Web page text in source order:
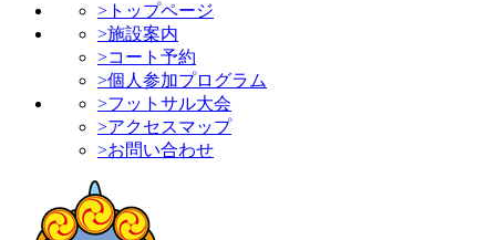
>トップページ
>施設案内
>コート予約
>個人参加プログラム
>フットサル大会
>アクセスマップ
>お問い合わせ